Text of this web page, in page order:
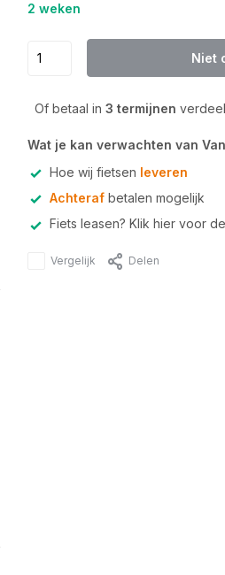
2 weken
Niet
Of betaal in 3 termijnen
Wat je kan verwachten van
Hoe wij fietsen leveren
Achterafbetalen mogelijk
Fiets leasen? Klik hier voor
Vergelijk Delen